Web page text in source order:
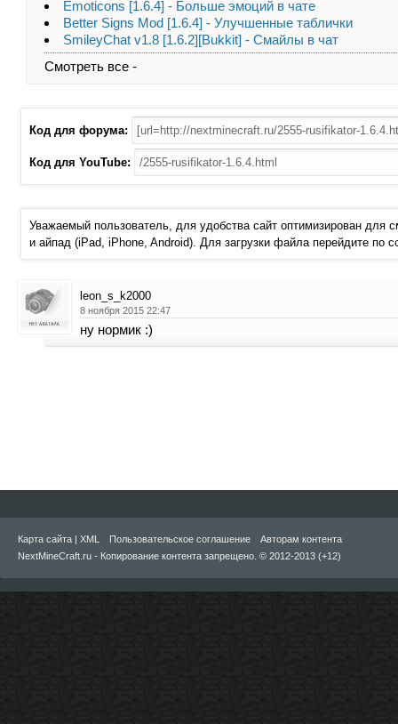
Emoticons [1.6.4] - Больше эмоций в чате
Better Signs Mod [1.6.4] - Улучшенные таблички
SmileyChat v1.8 [1.6.2][Bukkit] - Смайлы в чат
Смотреть все -
Код для форума:
Код для YouTube:
Уважаемый пользователь, для удобства сайт оптимизирован для
и айпад (iPad, iPhone, Android). Для загрузки файла перейдите по
leon_s_k2000
8 ноября 2015 22:47
ну нормик :)
Карта сайта XML Пользовательское соглашение
Авторам контента
NextMineCraft.ru - Копирование контента запрещено. © 2012-2013 (+12)